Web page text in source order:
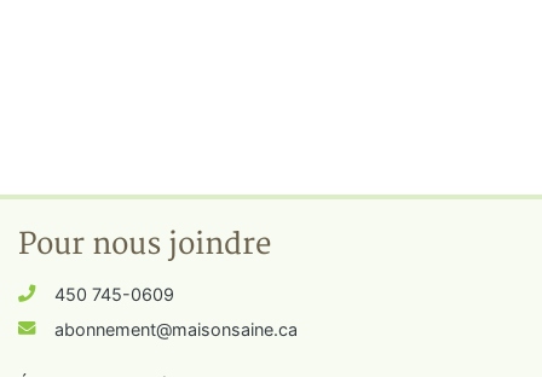
Pour nous joindre
450 745-0609
abonnement@maisonsaine.ca